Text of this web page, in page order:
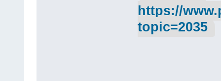
https://
topic=2035